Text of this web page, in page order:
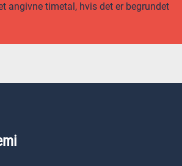
angivne timetal, hvis det er begrundet